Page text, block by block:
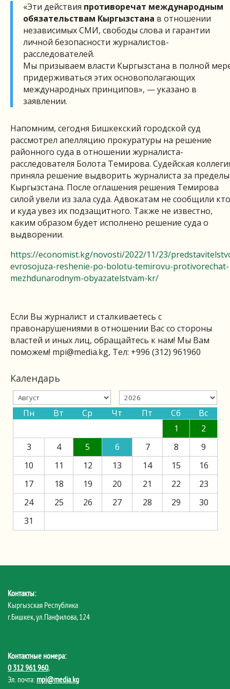
«Эти действия противоречат международным
обязательствам Кыргызстана в отношении
независимых СМИ, свободы слова и гарантии
личной безопасности журналистов-
расследователей.
Мы призываем власти Кыргызстана в полной
придерживаться этих основополагающих
международных принципов», — указано в
заявлении.
Напомним, сегодня Бишкекский городской суд
рассмотрел апелляцию прокуратуры на решение
районного суда в отношении журналиста-
расследователя Болота Темирова. Судейская
приняла решение выдворить журналиста за пределы
Кыргызстана. После оглашения решения Темирова
силой увели из зала суда. Адвокатам не сообщили кто
и куда увез их подзащитного. Также не известно,
каким образом будет исполнено решение суда о
выдворении.
https://economist.kg/novosti/2022/11/23/
evrosojuza-reshenie-po-bolotu-temirovu-protivorechat-
mezhdunarodnym-obyazatelstvam-kr/
Если Вы журналист и сталкиваетесь с
правонарушениями в отношении Вас со стороны
властей и иных лиц, обращайтесь к нам! Мы Вам
поможем! mpi@media.kg, Тел: +996 (312) 961960
Календарь
Пн Вт Ср Чт Пт Сб
Вс
1
2
3
4 5 6 7 8
9
10
11 12 13 14 15
16
17
18 19 20 21 22
23
24
25 26 27 28 29
30
31
Контакты:
Кыргызская Республика
г.Бишкек, ул.Панфилова, 124
Контактные номера:
0 312 961 960,
Эл. почта: mpi@media.kg